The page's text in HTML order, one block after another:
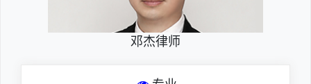
邓杰律师